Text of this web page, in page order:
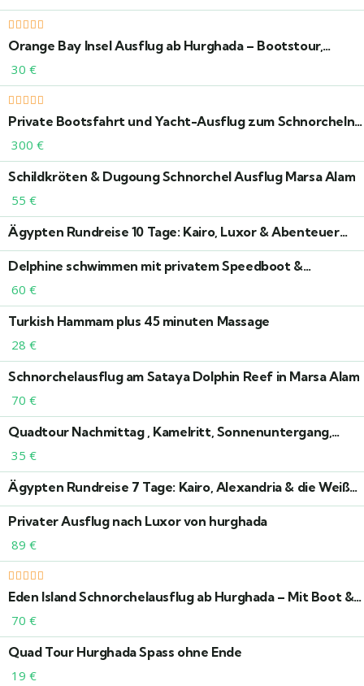
& Rotes Meer erleben
Orange Bay Insel Ausflug ab Hurghada – Bootstour,
Schnorcheln & Strandparadies
30 €
Private Bootsfahrt und Yacht-Ausflug zum Schnorcheln
& Relaxen auf der Orange Bay Insel In Hurghada
300 €
Schildkröten & Dugoung Schnorchel Ausflug Marsa Alam
55 €
Ägypten Rundreise 10 Tage: Kairo, Luxor & Abenteuer
zwischen Nil und Wüste
Delphine schwimmen mit privatem Speedboot &
Schnorcheln in Hurghada
60 €
Turkish Hammam plus 45 minuten Massage
28 €
Schnorchelausflug am Sataya Dolphin Reef in Marsa Alam
70 €
Quadtour Nachmittag , Kamelritt, Sonnenuntergang,
Beduinendorf, BBQ Abendessen
35 €
Ägypten Rundreise 7 Tage: Kairo, Alexandria & die Weiße
Wüste Bahariya Oase
Privater Ausflug nach Luxor von hurghada
89 €
Eden Island Schnorchelausflug ab Hurghada – Mit Boot &
Mittagessen
70 €
Quad Tour Hurghada Spass ohne Ende
19 €